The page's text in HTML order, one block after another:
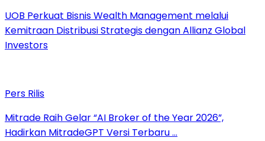
UOB Perkuat Bisnis Wealth Management melalui
Kemitraan Distribusi Strategis dengan Allianz Global
Investors
Pers Rilis
Mitrade Raih Gelar “AI Broker of the Year 2026”,
Hadirkan MitradeGPT Versi Terbaru …